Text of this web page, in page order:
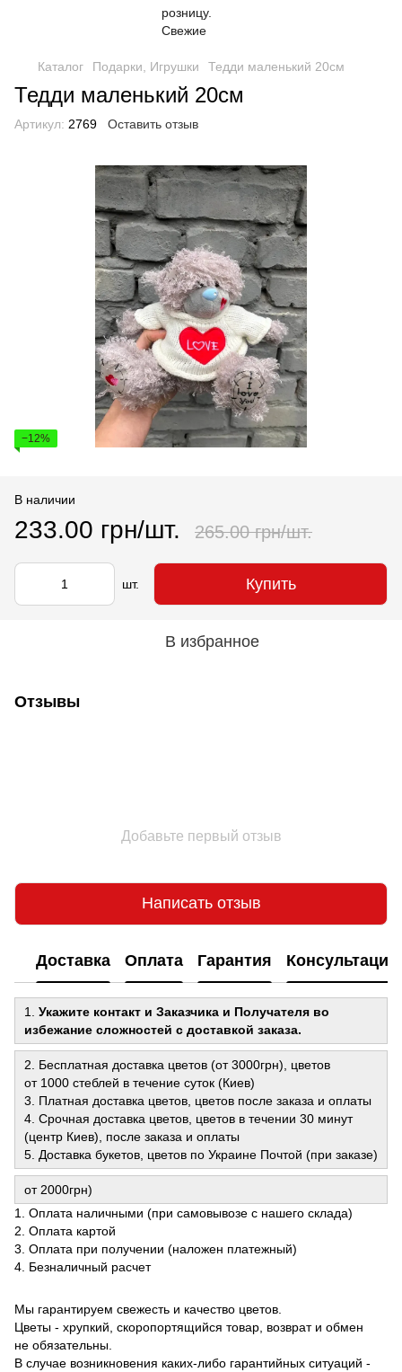
Каталог Подарки, Игрушки Тедди маленький 20см
Тедди маленький 20см
Артикул: 2769 Оставить отзыв
−12%
В наличии
233.00 грн/шт. 265.00 грн/шт.
шт. Купить
В избранное
Отзывы
Добавьте первый отзыв
Написать отзыв
Доставка Оплата Гарантия Консультация
1. Укажите контакт и Заказчика и Получателя во
избежание сложностей с доставкой заказа.
2. Бесплатная доставка цветов (от 3000грн), цветов
от 1000 стеблей в течение суток (Киев)
3. Платная доставка цветов, цветов после заказа и оплаты
4. Срочная доставка цветов, цветов в течении 30 минут
(центр Киев), после заказа и оплаты
5. Доставка букетов, цветов по Украине Почтой (при заказе)
от 2000грн)
1. Оплата наличными (при самовывозе с нашего склада)
2. Оплата картой
3. Оплата при получении (наложен платежный)
4. Безналичный расчет
Мы гарантируем свежесть и качество цветов.
Цветы - хрупкий, скоропортящийся товар, возврат и обмен
не обязательны.
В случае возникновения каких-либо гарантийных ситуаций -